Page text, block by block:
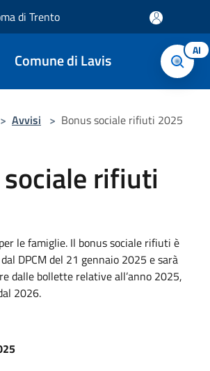
di Trento
Comune di Lavis AI
> Avvisi > Bonus sociale rifiuti 2025
rifiuti
le famiglie. Il bonus sociale rifiuti è
DPCM del 21 gennaio 2025 e sarà
dalle bollette relative all’anno 2025,
2026.